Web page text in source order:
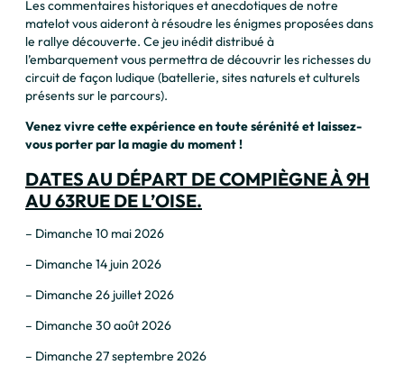
Les commentaires historiques et anecdotiques de notre
matelot vous aideront à résoudre les énigmes proposées dans
le rallye découverte. Ce jeu inédit distribué à
l’embarquement vous permettra de découvrir les richesses du
circuit de façon ludique (batellerie, sites naturels et culturels
présents sur le parcours).
Venez vivre cette expérience en toute sérénité et laissez-
vous porter par la magie du moment !
DATES AU DÉPART DE COMPIÈGNE À 9H
AU 63RUE DE L’OISE.
– Dimanche 10 mai 2026
– Dimanche 14 juin 2026
– Dimanche 26 juillet 2026
– Dimanche 30 août 2026
– Dimanche 27 septembre 2026